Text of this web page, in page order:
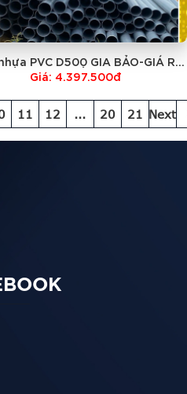
PVC D500 GIA BẢO-GIÁ RẺ
NHẤT
Giá: 4.397.500đ
11 12 ... 20 21 Next